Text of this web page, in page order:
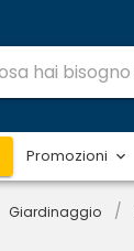
Promozioni
Giardinaggio /